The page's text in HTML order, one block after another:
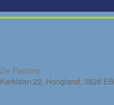
De Pastorie
Kerklaan 22, Hoogland, 3828 EB